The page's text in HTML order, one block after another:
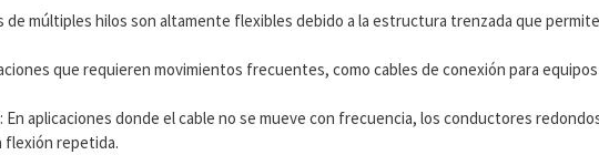
múltiples hilos son altamente flexibles debido a la estructura trenzada que
que requieren movimientos frecuentes, como cables de conexión para
: En aplicaciones donde el cable no se mueve con frecuencia, los conductores
flexión repetida.